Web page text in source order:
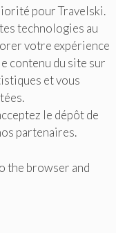
pour Travelski.
technologies au
votre expérience
contenu du site sur
et vous
le dépôt de
partenaires.
the browser and